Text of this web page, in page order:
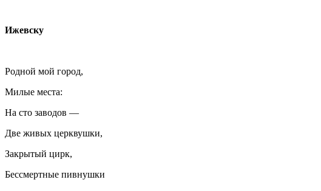
Ижевску
Родной мой город,
Милые места:
На сто заводов —
Две живых церквушки,
Закрытый цирк,
Бессмертные пивнушки